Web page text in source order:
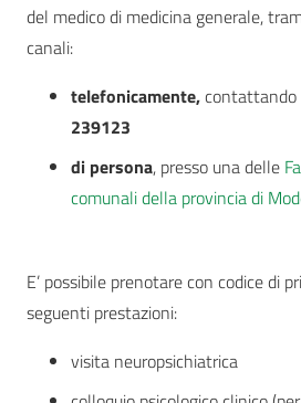
del medico di medicina generale,
canali:
telefonicamente,contattando
239123
di persona, presso una delle
comunali della provincia di
E’ possibile prenotare con codice di
seguenti prestazioni:
visita neuropsichiatrica